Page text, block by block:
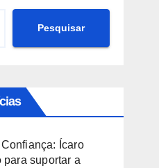
Pesquisar
Ícaro
para suportar a